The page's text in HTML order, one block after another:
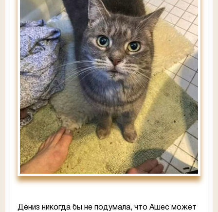
Дениз никогда бы не подумала, что Ашес может